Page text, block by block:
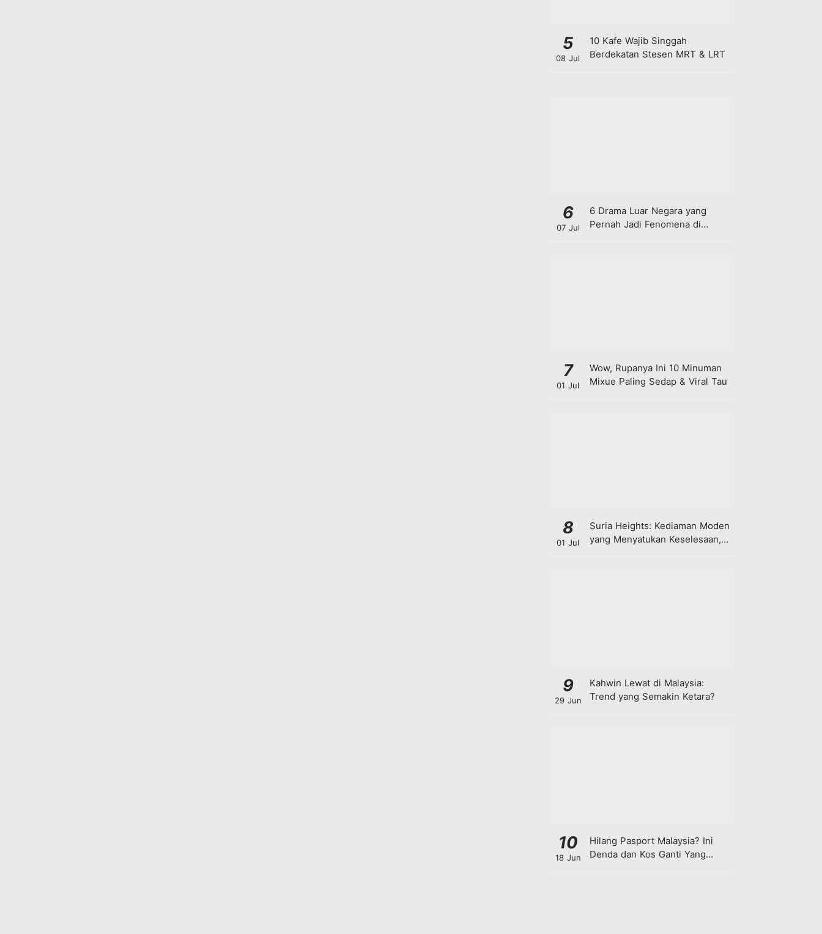
5
08 Jul
10 Kafe Wajib Singgah
Berdekatan Stesen MRT & LRT
6
07 Jul
6 Drama Luar Negara yang
Pernah Jadi Fenomena di
7
01 Jul
Wow, Rupanya Ini 10 Minuman
Mixue Paling Sedap & Viral Tau
8
01 Jul
Suria Heights: Kediaman Moden
yang Menyatukan Keselesaan,
9
29 Jun
Kahwin Lewat di Malaysia:
Trend yang Semakin Ketara?
10
18 Jun
Hilang Pasport Malaysia? Ini
Denda dan Kos Ganti Yang